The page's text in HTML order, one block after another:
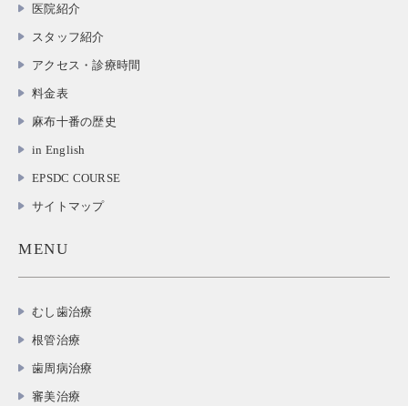
医院紹介
スタッフ紹介
アクセス・診療時間
料金表
麻布十番の歴史
in English
EPSDC COURSE
サイトマップ
MENU
むし歯治療
根管治療
歯周病治療
審美治療